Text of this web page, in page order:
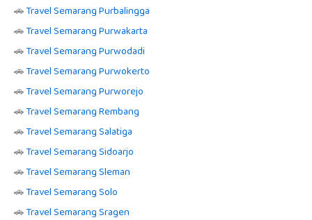
🚗Travel Semarang Purbalingga
🚗Travel Semarang Purwakarta
🚗Travel Semarang Purwodadi
🚗Travel Semarang Purwokerto
🚗Travel Semarang Purworejo
🚗Travel Semarang Rembang
🚗Travel Semarang Salatiga
🚗Travel Semarang Sidoarjo
🚗Travel Semarang Sleman
🚗Travel Semarang Solo
🚗Travel Semarang Sragen